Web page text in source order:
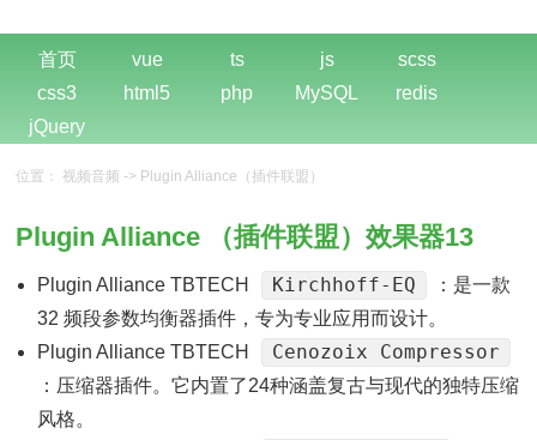
首页 vue ts js
scss
css3
html5 php MySQL
redis
jQuery
位置： 视频音频 -> Plugin Alliance（插件联盟）
Plugin Alliance （插件联盟）效果器13
Plugin Alliance TBTECH Kirchhoff-EQ
：是一款
32 频段参数均衡器插件，专为专业应用而设计。
Plugin Alliance TBTECH
Cenozoix Compressor
：压缩器插件。它内置了24种涵盖复古与现代的独特压缩
风格。